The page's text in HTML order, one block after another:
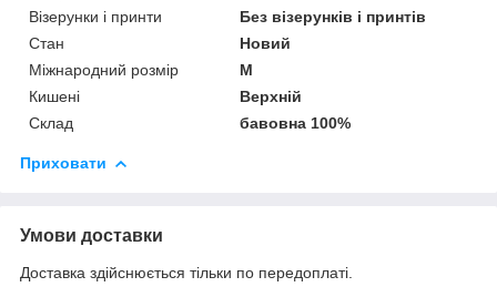
Візерунки і принти
Без візерунків і принтів
Стан
Новий
Міжнародний розмір
M
Кишені
Верхній
Склад
бавовна 100%
Приховати
Умови доставки
Доставка здійснюється тільки по передоплаті.